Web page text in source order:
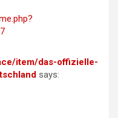
item/das-offizielle-
says: